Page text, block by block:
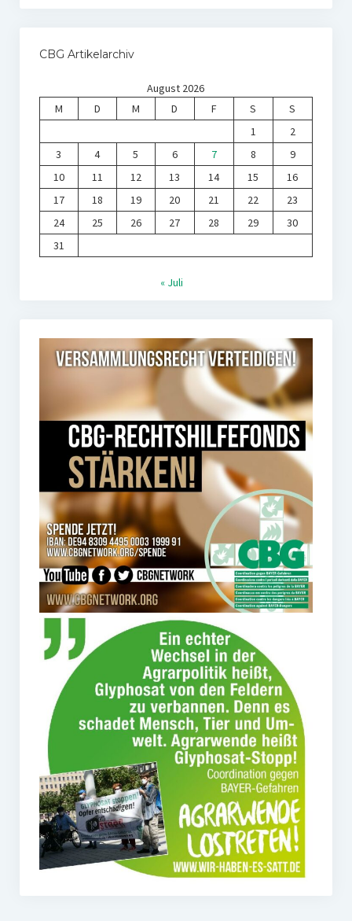
CBG Artikelarchiv
August 2026
M
D M D F S
S
1
2
3
4 5 6 7 8
9
10
11 12 13 14 15
16
17
18 19 20 21 22
23
24
25 26 27 28 29
30
31
« Juli